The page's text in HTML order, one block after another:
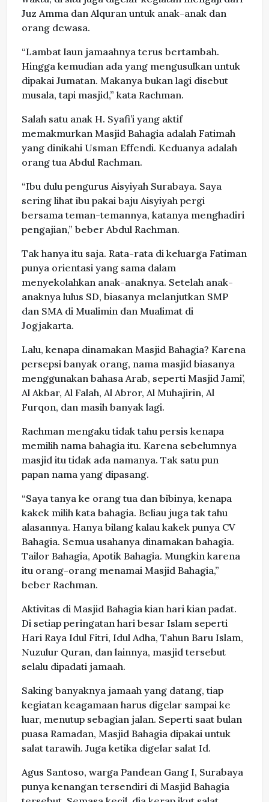
Juz Amma dan Alquran untuk anak-anak dan
orang dewasa.
“Lambat laun jamaahnya terus bertambah.
Hingga kemudian ada yang mengusulkan untuk
dipakai Jumatan. Makanya bukan lagi disebut
musala, tapi masjid,” kata Rachman.
Salah satu anak H. Syafi’i yang aktif
memakmurkan Masjid Bahagia adalah Fatimah
yang dinikahi Usman Effendi. Keduanya adalah
orang tua Abdul Rachman.
“Ibu dulu pengurus Aisyiyah Surabaya. Saya
sering lihat ibu pakai baju Aisyiyah pergi
bersama teman-temannya, katanya menghadiri
pengajian,” beber Abdul Rachman.
Tak hanya itu saja. Rata-rata di keluarga Fatiman
punya orientasi yang sama dalam
menyekolahkan anak-anaknya. Setelah anak-
anaknya lulus SD, biasanya melanjutkan SMP
dan SMA di Mualimin dan Mualimat di
Jogjakarta.
Lalu, kenapa dinamakan Masjid Bahagia? Karena
persepsi banyak orang, nama masjid biasanya
menggunakan bahasa Arab, seperti Masjid Jami’,
Al Akbar, Al Falah, Al Abror, Al Muhajirin, Al
Furqon, dan masih banyak lagi.
Rachman mengaku tidak tahu persis kenapa
memilih nama bahagia itu. Karena sebelumnya
masjid itu tidak ada namanya. Tak satu pun
papan nama yang dipasang.
“Saya tanya ke orang tua dan bibinya, kenapa
kakek milih kata bahagia. Beliau juga tak tahu
alasannya. Hanya bilang kalau kakek punya CV
Bahagia. Semua usahanya dinamakan bahagia.
Tailor Bahagia, Apotik Bahagia. Mungkin karena
itu orang-orang menamai Masjid Bahagia,”
beber Rachman.
Aktivitas di Masjid Bahagia kian hari kian padat.
Di setiap peringatan hari besar Islam seperti
Hari Raya Idul Fitri, Idul Adha, Tahun Baru Islam,
Nuzulur Quran, dan lainnya, masjid tersebut
selalu dipadati jamaah.
Saking banyaknya jamaah yang datang, tiap
kegiatan keagamaan harus digelar sampai ke
luar, menutup sebagian jalan. Seperti saat bulan
puasa Ramadan, Masjid Bahagia dipakai untuk
salat tarawih. Juga ketika digelar salat Id.
Agus Santoso, warga Pandean Gang I, Surabaya
punya kenangan tersendiri di Masjid Bahagia